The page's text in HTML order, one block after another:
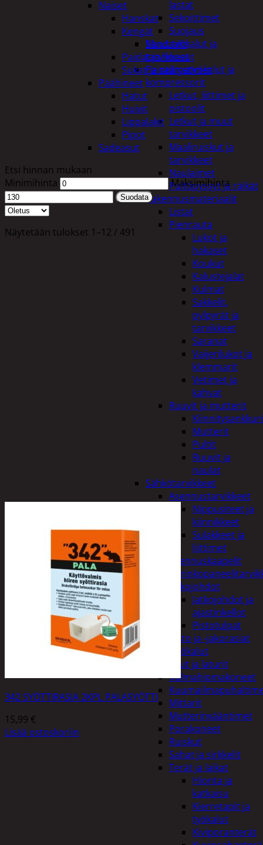
lastat
Sekoittimet
Suojaus
Muut työkalut ja
tarvikkeet
Paineilmatyökalut ja
kompressorit
Letkut, liittimet ja
pistoolit
Letkut ja muut
tarvikkeet
Maaliruiskut ja
tarvikkeet
Naulaimet
Pulttipyssyt ja räikät
Rakennusmateriaalit
Listat
Pienrauta
Lukot ja
hakaset
Koukut
Kalustejalat
Kulmat
Sakkelit,
pylpyrät ja
tarvikkeet
Saranat
Vaijerilukot ja
klemmarit
Vetimet ja
kahvat
Ruuvit ja mutterit
Mutterit
Pultit
Ruuvit ja
naulat
Sähkötarvikkeet
Asennustarvikkeet
Nippusiteet ja
kiinnikkeet
Sulakkeet ja
liittimet
Asennuskaapelit
Jatkojohdot
Jatkojohdot ja
ajastinkellot
Pistotulpat
Pisto ja -jakorasiat
Sähkötyökalut
Akut ja laturit
Kulmahiomakoneet
Mittarit
Mutterinvääntimet
Porakoneet
Ruiskut
Sahat ja sirkkelit
Terät ja laikat
Hionta ja
katkaisu
Kierretapit ja
työkalut
Kiviporanterät
Naiset
Hanskat
Kengät
Sandaalit
Paidat ja housut
Sukat ja säärystimet
Päähineet
Hatut
Huivit
Lippalakit
Pipot
Sadeasut
Etsi hinnan mukaan
Minimihinta
Maksimihinta
Suodata
Näytetään tulokset 1–12 / 491
342 SYÖTTIRASIA 2KPL PALASYÖTTI
15,99 €
Lisää ostoskoriin